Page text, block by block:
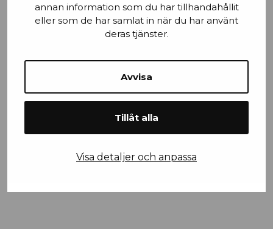
annan information som du har tillhandahållit
eller som de har samlat in när du har använt
deras tjänster.
Avvisa
Tillåt alla
Visa detaljer och anpassa
Email